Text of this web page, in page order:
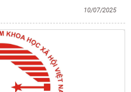
10/07/2025